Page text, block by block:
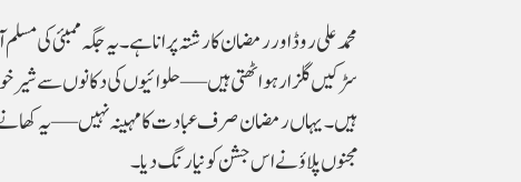
محمد علی روڈ اور رمضان کا رشتہ پرانا ہے۔ یہ جگہ ممبئی کی
سڑکیں گلزار ہو اٹھتی ہیں—حلوائیوں کی دکانوں سے
ہیں۔ یہاں رمضان صرف عبادت کا مہینہ نہیں—یہ کھانے
مجنوں پلاؤ نے اس جشن کو نیا رنگ دیا۔